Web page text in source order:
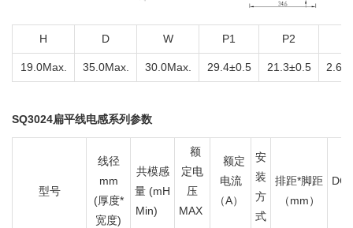
H D W P1 P2
19.0Max. 35.0Max. 30.0Max. 29.4±0.5 21.3±0.5
SQ3024扁平线电感系列参数
型号
线径
mm
(厚度*
宽度)
共模感
量 (mH
Min)
额
定电
压
MAX
额定
电流
（A）
安
装
方
式
排距*脚距
（mm）